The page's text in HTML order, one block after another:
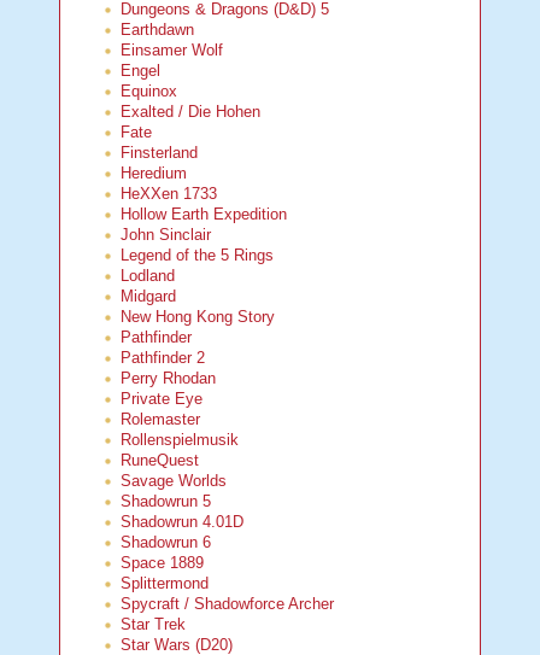
Dungeons & Dragons (D&D) 5
Earthdawn
Einsamer Wolf
Engel
Equinox
Exalted / Die Hohen
Fate
Finsterland
Heredium
HeXXen 1733
Hollow Earth Expedition
John Sinclair
Legend of the 5 Rings
Lodland
Midgard
New Hong Kong Story
Pathfinder
Pathfinder 2
Perry Rhodan
Private Eye
Rolemaster
Rollenspielmusik
RuneQuest
Savage Worlds
Shadowrun 5
Shadowrun 4.01D
Shadowrun 6
Space 1889
Splittermond
Spycraft / Shadowforce Archer
Star Trek
Star Wars (D20)